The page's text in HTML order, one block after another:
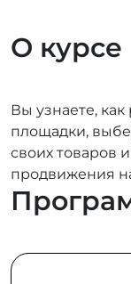
О курсе
Вы узнаете,
площадки,
своих товаров
продвижения